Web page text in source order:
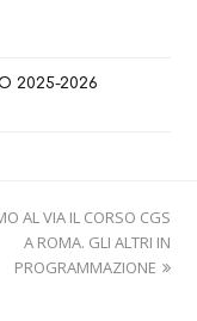
2025-2026
AL VIA IL CORSO CGS
A ROMA. GLI ALTRI IN
PROGRAMMAZIONE